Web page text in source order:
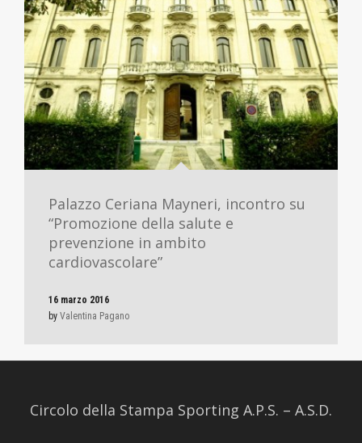
Palazzo Ceriana Mayneri, incontro su
“Promozione della salute e
prevenzione in ambito
cardiovascolare”
16 marzo 2016
by Valentina Pagano
Circolo della Stampa Sporting A.P.S. – A.S.D.